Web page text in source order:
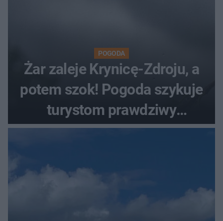
POGODA
Żar zaleje Krynicę-Zdroju, a
potem szok! Pogoda szykuje
turystom prawdziwy
rollercoaster